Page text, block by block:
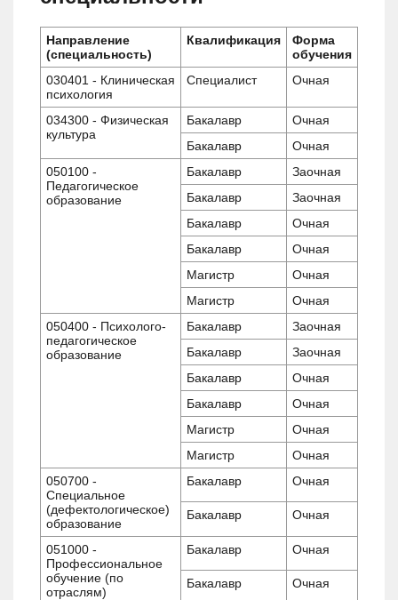
Направление
(специальность)
Квалификация
Форма
обучения
030401 - Клиническая
психология
Специалист Очная
034300 - Физическая
культура
Бакалавр
Очная
Бакалавр
Очная
050100 -
Педагогическое
образование
Бакалавр
Заочная
Бакалавр
Заочная
Бакалавр
Очная
Бакалавр
Очная
Магистр
Очная
Магистр
Очная
050400 - Психолого-
педагогическое
образование
Бакалавр
Заочная
Бакалавр
Заочная
Бакалавр
Очная
Бакалавр
Очная
Магистр
Очная
Магистр
Очная
050700 -
Специальное
(дефектологическое)
образование
Бакалавр Очная
Бакалавр Очная
051000 -
Профессиональное
обучение (по
отраслям)
Бакалавр Очная
Бакалавр Очная